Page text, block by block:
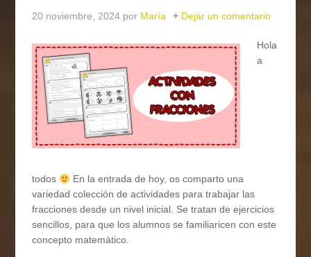
20 noviembre, 2024 por María Dejar un comentario
Hola
a
todos
En la entrada de hoy, os comparto una
variedad colección de actividades para trabajar las
fracciones desde un nivel inicial. Se tratan de ejercicios
sencillos, para que los alumnos se familiaricen con este
concepto matemático.